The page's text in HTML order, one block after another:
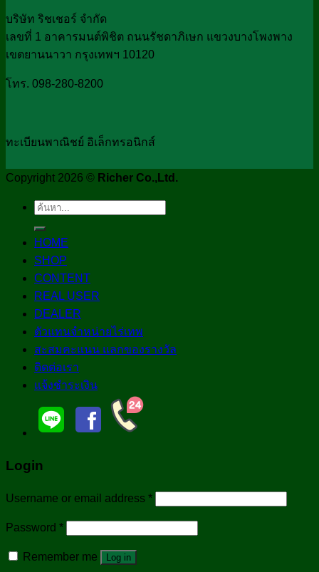
บริษัท ริชเชอร์ จำกัด
เลขที่ 1 อาคารมนต์พิชิต ถนนรัชดาภิเษก แขวงบางโพงพาง
เขตยานนาวา กรุงเทพฯ 10120
โทร. 098-280-8200
ทะเบียนพาณิชย์ อิเล็กทรอนิกส์
Copyright 2026 © Richer Co.,Ltd.
Search
for:
HOME
SHOP
CONTENT
REAL USER
DEALER
ตัวแทนจำหน่ายไร่เทพ
สะสมคะแนน แลกของรางวัล
ติดต่อเรา
แจ้งชำระเงิน
Login
Username or email address *
Password *
Remember me Log in